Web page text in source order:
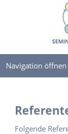
Navigation öffnen
Folgende